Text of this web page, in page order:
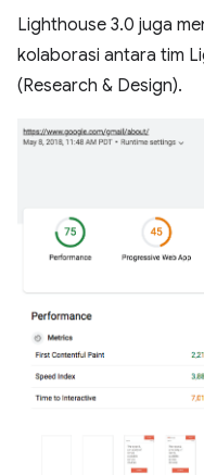
Lighthouse 3.0 juga
kolaborasi antara tim
(Research & Design).